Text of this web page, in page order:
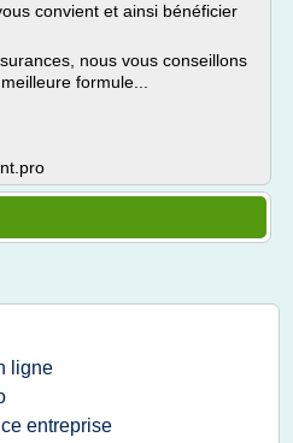
convient et ainsi bénéficier
nous vous conseillons
formule...
ligne
entreprise